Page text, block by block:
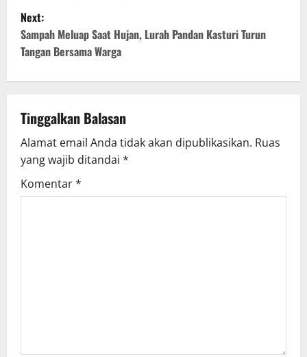
Next:
Sampah Meluap Saat Hujan, Lurah Pandan Kasturi Turun
Tangan Bersama Warga
Tinggalkan Balasan
Alamat email Anda tidak akan dipublikasikan. Ruas
yang wajib ditandai *
Komentar*